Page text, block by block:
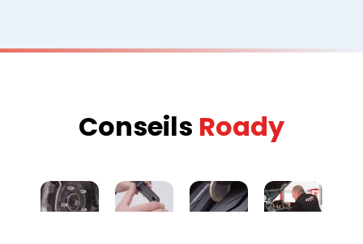
Conseils Roady